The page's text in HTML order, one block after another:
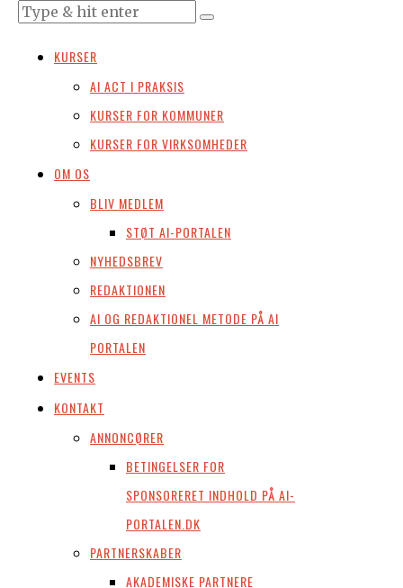
KURSER
AI ACT I PRAKSIS
KURSER FOR KOMMUNER
KURSER FOR VIRKSOMHEDER
OM OS
BLIV MEDLEM
STØT AI-PORTALEN
NYHEDSBREV
REDAKTIONEN
AI OG REDAKTIONEL METODE PÅ AI
PORTALEN
EVENTS
KONTAKT
ANNONCØRER
BETINGELSER FOR
SPONSORERET INDHOLD PÅ AI-
PORTALEN.DK
PARTNERSKABER
AKADEMISKE PARTNERE